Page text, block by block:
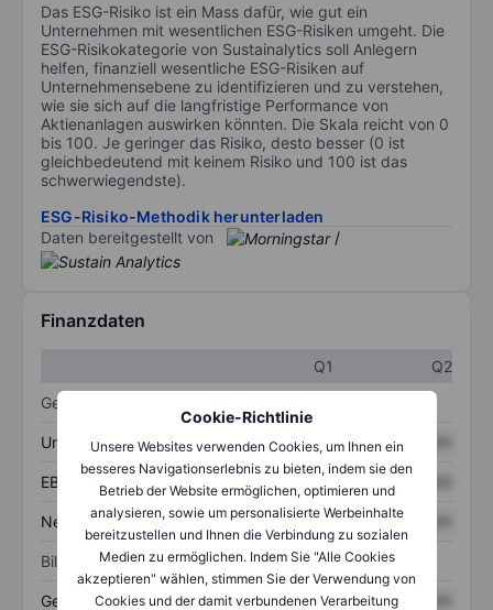
Cookie-Richtlinie
Unsere Websites verwenden Cookies, um Ihnen ein
besseres Navigationserlebnis zu bieten, indem sie den
Betrieb der Website ermöglichen, optimieren und
analysieren, sowie um personalisierte Werbeinhalte
bereitzustellen und Ihnen die Verbindung zu sozialen
Medien zu ermöglichen. Indem Sie "Alle Cookies
akzeptieren" wählen, stimmen Sie der Verwendung von
Cookies und der damit verbundenen Verarbeitung
Das ESG-Risiko ist ein Mass dafür, wie gut ein
Unternehmen mit wesentlichen ESG-Risiken umgeht. Die
ESG-Risikokategorie von Sustainalytics soll Anlegern
helfen, finanziell wesentliche ESG-Risiken auf
Unternehmensebene zu identifizieren und zu verstehen,
wie sie sich auf die langfristige Performance von
Aktienanlagen auswirken könnten. Die Skala reicht von 0
bis 100. Je geringer das Risiko, desto besser (0 ist
gleichbedeutend mit keinem Risiko und 100 ist das
schwerwiegendste).
ESG-Risiko-Methodik herunterladen
Daten bereitgestellt von
/
Finanzdaten
Q1
Q2
Gewinn- und Verlustrechnung
Umsatz XXXXXXX XXXXXXX
EBITDA XXXXXXX XXXXXXX
Nettoeinkommen XXXXXXX XXXXXXX
Bilanz
Gesamtvermögen XXXXXXX XXXXXXX